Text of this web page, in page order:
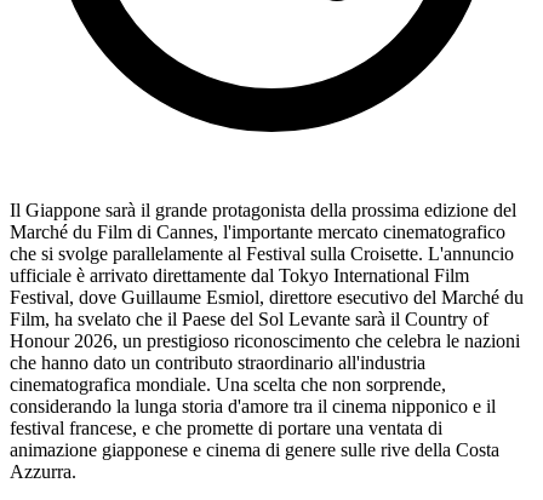
Il Giappone sarà il grande protagonista della prossima edizione del
Marché du Film di Cannes, l'importante mercato cinematografico
che si svolge parallelamente al Festival sulla Croisette. L'annuncio
ufficiale è arrivato direttamente dal Tokyo International Film
Festival, dove Guillaume Esmiol, direttore esecutivo del Marché du
Film, ha svelato che il Paese del Sol Levante sarà il Country of
Honour 2026, un prestigioso riconoscimento che celebra le nazioni
che hanno dato un contributo straordinario all'industria
cinematografica mondiale. Una scelta che non sorprende,
considerando la lunga storia d'amore tra il cinema nipponico e il
festival francese, e che promette di portare una ventata di
animazione giapponese e cinema di genere sulle rive della Costa
Azzurra.